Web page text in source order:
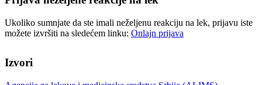
Ukoliko sumnjate da ste imali neželjenu reakciju na lek, prijavu iste
možete izvršiti na sledećem linku: Onlajn prijava
Izvori